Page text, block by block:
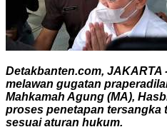
Detakbanten.com, JAKARTA
melawan gugatan
Mahkamah Agung (MA),
proses penetapan tersangka
sesuai aturan hukum.